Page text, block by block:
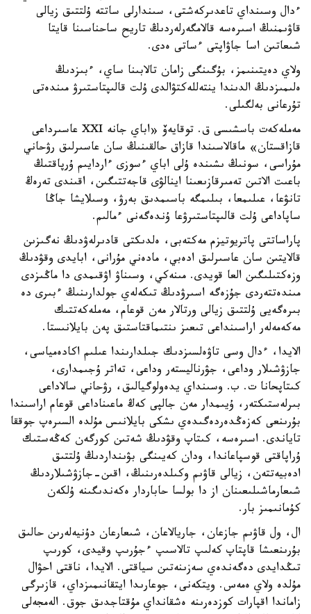
ءدال وسىنداي تاعدىركەشتى، سىندارلى ساتتە ۇلتتىق زيالى
قاۋىمنىڭ اسىرەسە قالامگەرلەردىڭ تاريح ساحناسىنا قايتا
شىعاتىن اسا جاۋاپتى ءساتى ەدى.
ولاي دەيتىنىمز، بۇگىنگى زامان تالابىنا ساي، ءبىزدىڭ
ەلىمىزدىڭ الدىندا ينتەللەكتۋالدى ۇلت قالىپتاستىرۋ مىندەتى
تۇرعانى بەلگىلى.
مەملەكەت باسشىسى ق. توقايەۆ «اباي جانە XXI عاسىرداعى
قازاقستان» ماقالاسىندا قازاق حالقىنىڭ سان عاسىرلىق رۋحاني
مۇراسى، سونىڭ ىشىندە ۇلى اباي ءسوزى ءاردايىم ۇرپاقتىڭ
باعىت الاتىن تەمىرقازىعىنا اينالۋى قاجەتتىگىن، اقىندى تەرەڭ
تانۋعا، عىلىمعا، بىلىمگە باسىمدىق بەرۋ، وسىلايشا جاڭا
ساپاداعى ۇلت قالىپتاستىرۋعا ۇندەگەنى ءمالىم.
پاراساتتى پاتريوتيزم مەكتەبى، ەلدىكتى قادىرلەۋدىڭ نەگىزىن
قالايتىن سان عاسىرلىق ادەبي، مادەني مۇرانى، ابايدى وقۋدىڭ
وزەكتىلىگىن العا قويدى. مىنەكي، وسىناۋ اۋقىمدى دا ماڭىزدى
مىندەتتەردى جۇزەگە اسىرۋدىڭ تىكەلەي جولدارىنىڭ ءبىرى دە
بىرەگەيى ۇلتتىق زيالى ورتالار مەن قوعام، مەملەكەتتىك
مەكەمەلەر اراسىنداعى تىعىز ىنتىماقتاستىق پەن بايلانىستا.
الايدا، ءدال وسى تاۋەلسىزدىك جىلدارىندا عىلىم اكادەمياسى،
جازۋشىلار وداعى، جۋرناليستەر وداعى، تەاتر ۇجىمدارى،
كىتاپحانا ت. ب. وسىنداي يدەولوگيالىق، رۋحاني سالاداعى
بىرلەستىكتەر، ۇيىمدار مەن جالپى كەڭ ماعىناداعى قوعام اراسىندا
بۇرىنعى كەزەڭدەردەگىدەي ىشكى بايلانىس مۇلدە السىرەپ جوققا
تاياندى. اسىرەسە، كىتاپ وقۋدىڭ شەتىن كورگەن كەڭەستىك
ۇراپاقتى قوسپاعاندا، ودان كەيىنگى بۋىنداردىڭ ۇلتتىق
ادەبيەتتەن، زيالى قاۋىم وكىلدەرىنىڭ، اقىن-جازۋشىلاردىڭ
شىعارماشىلىعىنان از دا بولسا حاباردار ەكەندىگىنە ۇلكەن
كۇمانىمىز بار.
ال، ول قاۋىم جازعان، جاريالاعان، شىعارعان دۇنيەلەرىن حالىق
بۇرىنعىشا قاپتاپ كەلىپ تالاسىپ ءجۇرىپ وقيدى، كورىپ
تىڭدايدى دەگەندەي سەزىنەتىن سياقتى. الايدا، ناقتى احۋال
مۇلدە ولاي ەمەس. ويتكەنى، جوعارىدا ايتقانىمىزداي، قازىرگى
زاماندا اقپارات كوزدەرىنە ەشقانداي مۇقتاجدىق جوق. الەمجەلى